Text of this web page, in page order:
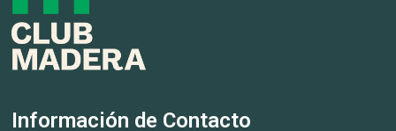
Información de Contacto